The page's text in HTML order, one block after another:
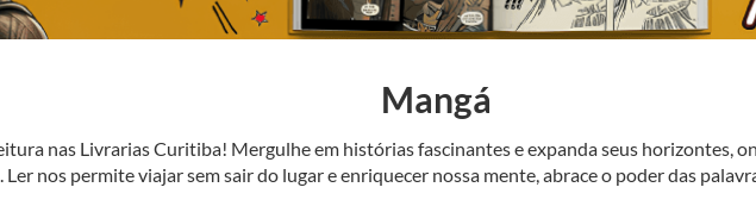
nas Livrarias Curitiba! Mergulhe em histórias fascinantes e expanda seus horizontes,
nos permite viajar sem sair do lugar e enriquecer nossa mente, abrace o poder das
Mangá